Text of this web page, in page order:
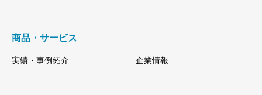
商品・サービス
実績・事例紹介 企業情報